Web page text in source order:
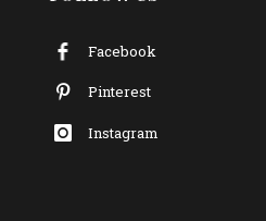
Facebook
Pinterest
Instagram